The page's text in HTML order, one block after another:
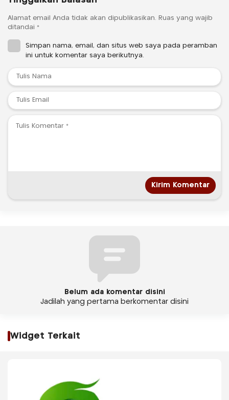
Alamat email Anda tidak akan dipublikasikan. Ruas yang wajib
ditandai *
Simpan nama, email, dan situs web saya pada peramban
ini untuk komentar saya berikutnya.
Belum ada komentar disini
Jadilah yang pertama berkomentar disini
Widget Terkait